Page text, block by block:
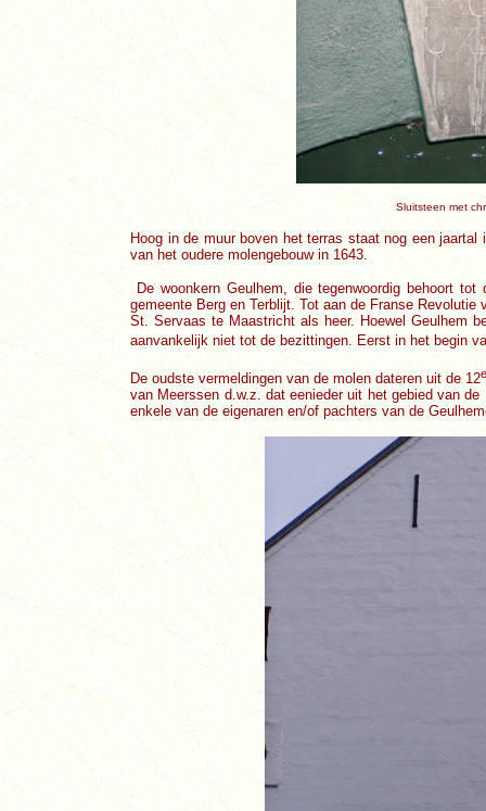
Sluitsteen met
Hoog in de muur boven het terras staat nog een
van het oudere molengebouw in 1643.
De woonkern Geulhem, die tegenwoordig behoort
gemeente Berg en Terblijt. Tot aan de Franse
St. Servaas te Maastricht als heer. Hoewel Geulhem
aanvankelijk niet tot de bezittingen. Eerst in het begin
De oudste vermeldingen van de molen dateren uit de 12e
van Meerssen d.w.z. dat eenieder uit het gebied van
enkele van de eigenaren en/of pachters van de